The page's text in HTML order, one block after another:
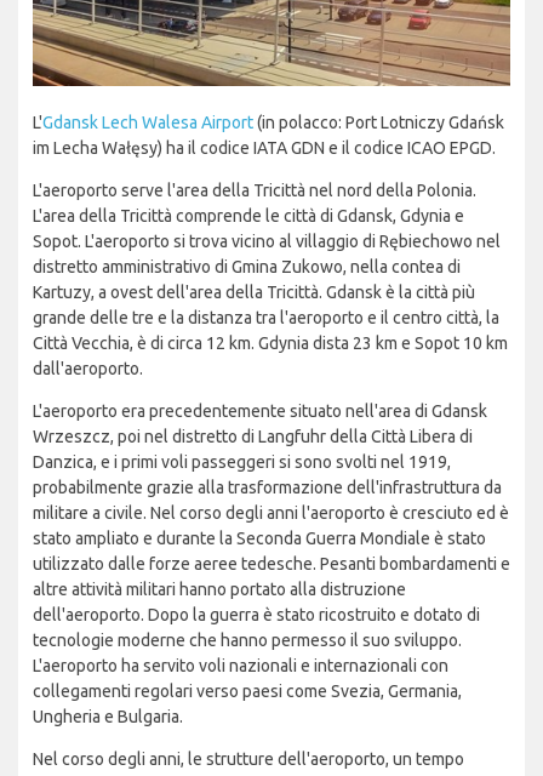
L'Gdansk Lech Walesa Airport(in polacco: Port Lotniczy Gdańsk
im Lecha Wałęsy) ha il codice IATA GDN e il codice ICAO EPGD.
L'aeroporto serve l'area della Tricittà nel nord della Polonia.
L'area della Tricittà comprende le città di Gdansk, Gdynia e
Sopot. L'aeroporto si trova vicino al villaggio di Rębiechowo nel
distretto amministrativo di Gmina Zukowo, nella contea di
Kartuzy, a ovest dell'area della Tricittà. Gdansk è la città più
grande delle tre e la distanza tra l'aeroporto e il centro città, la
Città Vecchia, è di circa 12 km. Gdynia dista 23 km e Sopot 10 km
dall'aeroporto.
L'aeroporto era precedentemente situato nell'area di Gdansk
Wrzeszcz, poi nel distretto di Langfuhr della Città Libera di
Danzica, e i primi voli passeggeri si sono svolti nel 1919,
probabilmente grazie alla trasformazione dell'infrastruttura da
militare a civile. Nel corso degli anni l'aeroporto è cresciuto ed è
stato ampliato e durante la Seconda Guerra Mondiale è stato
utilizzato dalle forze aeree tedesche. Pesanti bombardamenti e
altre attività militari hanno portato alla distruzione
dell'aeroporto. Dopo la guerra è stato ricostruito e dotato di
tecnologie moderne che hanno permesso il suo sviluppo.
L'aeroporto ha servito voli nazionali e internazionali con
collegamenti regolari verso paesi come Svezia, Germania,
Ungheria e Bulgaria.
Nel corso degli anni, le strutture dell'aeroporto, un tempo